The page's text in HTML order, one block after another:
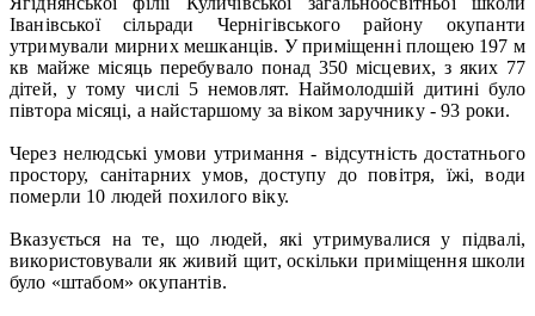
Іванівської сільради Чернігівського району окупанти
утримували мирних мешканців. У приміщенні площею 197 м
кв майже місяць перебувало понад 350 місцевих, з яких 77
дітей, у тому числі 5 немовлят. Наймолодшій дитині було
півтора місяці, а найстаршому за віком заручнику - 93 роки.
Через нелюдські умови утримання - відсутність достатнього
простору, санітарних умов, доступу до повітря, їжі, води
померли 10 людей похилого віку.
Вказується на те, що людей, які утримувалися у підвалі,
використовували як живий щит, оскільки приміщення школи
було «штабом» окупантів.